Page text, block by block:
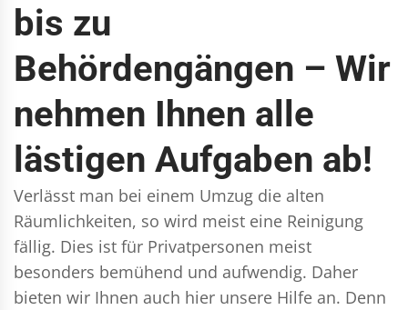
bis zu
Behördengängen – Wir
nehmen Ihnen alle
lästigen Aufgaben ab!
Verlässt man bei einem Umzug die alten
Räumlichkeiten, so wird meist eine Reinigung
fällig. Dies ist für Privatpersonen meist
besonders bemühend und aufwendig. Daher
bieten wir Ihnen auch hier unsere Hilfe an. Denn